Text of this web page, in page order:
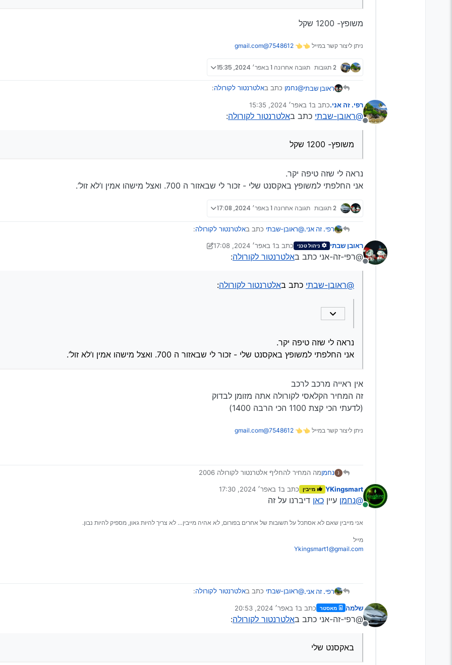
משופץ- 1200 שקל
ניתן ליצור קשר במייל 👈👈 7548612@gmail.com
2 תגובות תגובה אחרונה 1 באפר׳ 2024, 15:35
ראובן שבתי@נחמן כתב באלטרנטור לקורולה:
מה המחיר להחליף אלטרנטור לקורולה 2006
משופץ- 1200 שקל
מנותק
רפי. זה אני.כתב ב1 באפר׳ 2024, 15:35
נערך לאחרונה על ידי
@ראובן-שבתי כתב באלטרנטור לקורולה:
משופץ- 1200 שקל
נראה לי שזה טיפה יקר.
אני החלפתי למשופץ באקסנט שלי - זכור לי שבאזור ה 700. ואצל מישהו אמין ו’לא זול’.
2 תגובות תגובה אחרונה 1 באפר׳ 2024, 17:08
רפי. זה אני.@ראובן-שבתי כתב באלטרנטור לקורולה:
משופץ- 1200 שקל
נראה לי שזה טיפה יקר.
אני החלפתי למשופץ באקסנט שלי - זכור לי שבאזור ה 700. ואצל מישהו אמין ו’לא זול’.
מנותק
ראובן שבתי ניהול טכני כתב ב1 באפר׳ 2024, 17:08
נערך לאחרונה על ידי ראובן שבתי
@רפי-זה-אני כתב באלטרנטור לקורולה:
@ראובן-שבתי כתב באלטרנטור לקורולה:
נראה לי שזה טיפה יקר.
אני החלפתי למשופץ באקסנט שלי - זכור לי שבאזור ה 700. ואצל מישהו אמין ו’לא זול’.
אין ראייה מרכב לרכב
זה המחיר הקלאסי לקורולה אתה מזומן לבדוק
(לדעתי הכי קצת 1100 הכי הרבה 1400)
ניתן ליצור קשר במייל 👈👈 7548612@gmail.com
נ נחמןמה המחיר להחליף אלטרנטור לקורולה 2006
מחובר
YKingsmart מייבין כתב ב1 באפר׳ 2024, 17:30
נערך לאחרונה על ידי
@נחמן עיין כאן דיברנו על זה
אני מייבין שאם לא אסתכל על תשובות של אחרים בפורום, לא אהיה מייבין… לא צריך להיות גאון, מספיק להיות נבון.
מייל
Ykingsmart1@gmail.com
רפי. זה אני.@ראובן-שבתי כתב באלטרנטור לקורולה:
משופץ- 1200 שקל
מנותק
שלמה מאסטר כתב ב1 באפר׳ 2024, 20:53
נערך לאחרונה על ידי
@רפי-זה-אני כתב באלטרנטור לקורולה:
באקסנט שלי